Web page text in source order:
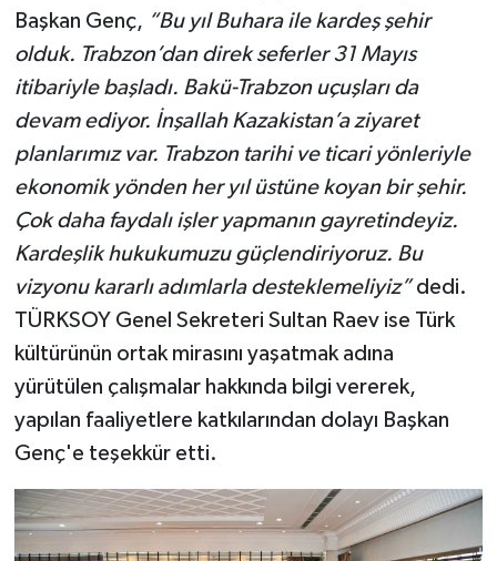
Başkan Genç, “Bu yıl Buhara ile kardeş şehir
olduk. Trabzon’dan direk seferler 31 Mayıs
itibariyle başladı. Bakü-Trabzon uçuşları da
devam ediyor. İnşallah Kazakistan’a ziyaret
planlarımız var. Trabzon tarihi ve ticari yönleriyle
ekonomik yönden her yıl üstüne koyan bir şehir.
Çok daha faydalı işler yapmanın gayretindeyiz.
Kardeşlik hukukumuzu güçlendiriyoruz. Bu
vizyonu kararlı adımlarla desteklemeliyiz”dedi.
TÜRKSOY Genel Sekreteri Sultan Raev ise Türk
kültürünün ortak mirasını yaşatmak adına
yürütülen çalışmalar hakkında bilgi vererek,
yapılan faaliyetlere katkılarından dolayı Başkan
Genç'e teşekkür etti.